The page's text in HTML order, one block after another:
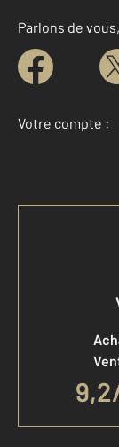
Parlons de
Votre compte :
9,2